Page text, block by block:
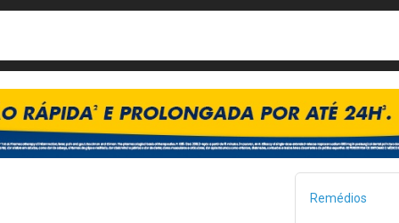
Remédios